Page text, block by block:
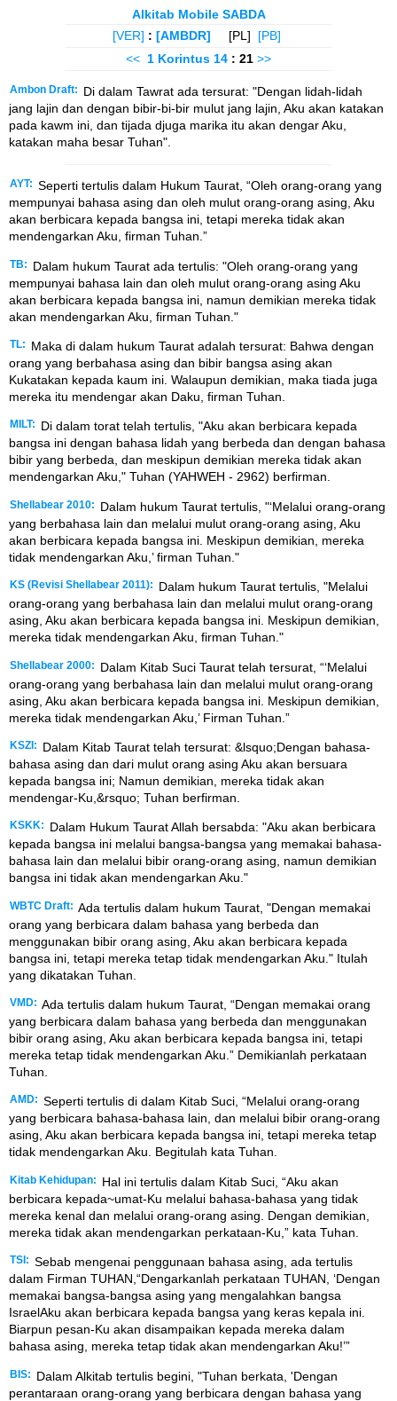
Alkitab Mobile SABDA
[VER] : [AMBDR] [PL] [PB]
<< 1 Korintus 14 : 21 >>
Ambon Draft:
Di dalam Tawrat ada tersurat: "Dengan lidah-lidah
jang lajin dan dengan bibir-bi-bir mulut jang lajin, Aku akan katakan
pada kawm ini, dan tijada djuga marika itu akan dengar Aku,
katakan maha besar Tuhan".
AYT: Seperti tertulis dalam Hukum Taurat, “Oleh orang-orang yang
mempunyai bahasa asing dan oleh mulut orang-orang asing, Aku
akan berbicara kepada bangsa ini, tetapi mereka tidak akan
mendengarkan Aku, firman Tuhan.”
TB:
Dalam hukum Taurat ada tertulis: "Oleh orang-orang yang
mempunyai bahasa lain dan oleh mulut orang-orang asing Aku
akan berbicara kepada bangsa ini, namun demikian mereka tidak
akan mendengarkan Aku, firman Tuhan."
TL:
Maka di dalam hukum Taurat adalah tersurat: Bahwa dengan
orang yang berbahasa asing dan bibir bangsa asing akan
Kukatakan kepada kaum ini. Walaupun demikian, maka tiada juga
mereka itu mendengar akan Daku, firman Tuhan.
MILT:
Di dalam torat telah tertulis, "Aku akan berbicara kepada
bangsa ini dengan bahasa lidah yang berbeda dan dengan bahasa
bibir yang berbeda, dan meskipun demikian mereka tidak akan
mendengarkan Aku," Tuhan (YAHWEH - 2962) berfirman.
Shellabear 2010:
Dalam hukum Taurat tertulis, "‘Melalui orang-orang
yang berbahasa lain dan melalui mulut orang-orang asing, Aku
akan berbicara kepada bangsa ini. Meskipun demikian, mereka
tidak mendengarkan Aku,’ firman Tuhan."
KS (Revisi Shellabear 2011):
Dalam hukum Taurat tertulis, "Melalui
orang-orang yang berbahasa lain dan melalui mulut orang-orang
asing, Aku akan berbicara kepada bangsa ini. Meskipun demikian,
mereka tidak mendengarkan Aku, firman Tuhan."
Shellabear 2000:
Dalam Kitab Suci Taurat telah tersurat, “‘Melalui
orang-orang yang berbahasa lain dan melalui mulut orang-orang
asing, Aku akan berbicara kepada bangsa ini. Meskipun demikian,
mereka tidak mendengarkan Aku,’ Firman Tuhan.”
KSZI:
Dalam Kitab Taurat telah tersurat: &lsquo;Dengan bahasa-
bahasa asing dan dari mulut orang asing Aku akan bersuara
kepada bangsa ini; Namun demikian, mereka tidak akan
mendengar-Ku,&rsquo; Tuhan berfirman.
KSKK:
Dalam Hukum Taurat Allah bersabda: "Aku akan berbicara
kepada bangsa ini melalui bangsa-bangsa yang memakai bahasa-
bahasa lain dan melalui bibir orang-orang asing, namun demikian
bangsa ini tidak akan mendengarkan Aku."
WBTC Draft: Ada tertulis dalam hukum Taurat, "Dengan memakai
orang yang berbicara dalam bahasa yang berbeda dan
menggunakan bibir orang asing, Aku akan berbicara kepada
bangsa ini, tetapi mereka tetap tidak mendengarkan Aku." Itulah
yang dikatakan Tuhan.
VMD: Ada tertulis dalam hukum Taurat, “Dengan memakai orang
yang berbicara dalam bahasa yang berbeda dan menggunakan
bibir orang asing, Aku akan berbicara kepada bangsa ini, tetapi
mereka tetap tidak mendengarkan Aku.” Demikianlah perkataan
Tuhan.
AMD: Seperti tertulis di dalam Kitab Suci, “Melalui orang-orang
yang berbicara bahasa-bahasa lain, dan melalui bibir orang-orang
asing, Aku akan berbicara kepada bangsa ini, tetapi mereka tetap
tidak mendengarkan Aku. Begitulah kata Tuhan.
Kitab Kehidupan:
Hal ini tertulis dalam Kitab Suci, “Aku akan
berbicara kepada~umat-Ku melalui bahasa-bahasa yang tidak
mereka kenal dan melalui orang-orang asing. Dengan demikian,
mereka tidak akan mendengarkan perkataan-Ku,” kata Tuhan.
TSI: Sebab mengenai penggunaan bahasa asing, ada tertulis
dalam Firman TUHAN,“Dengarkanlah perkataan TUHAN, ‘Dengan
memakai bangsa-bangsa asing yang mengalahkan bangsa
IsraelAku akan berbicara kepada bangsa yang keras kepala ini.
Biarpun pesan-Ku akan disampaikan kepada mereka dalam
bahasa asing, mereka tetap tidak akan mendengarkan Aku!’”
BIS:
Dalam Alkitab tertulis begini, "Tuhan berkata, 'Dengan
perantaraan orang-orang yang berbicara dengan bahasa yang